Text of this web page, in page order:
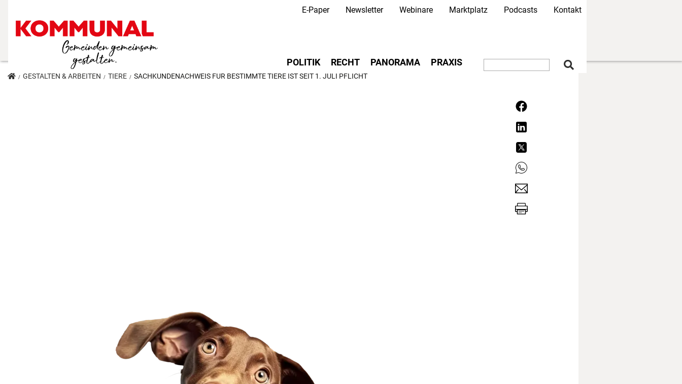
Direkt
Secondary Navigation
E-Paper Newsletter Webinare Marktplatz Podcasts Kontakt
Main navigation
POLITIK RECHT PANORAMA PRAXIS
GESTALTEN & ARBEITEN TIERE SACHKUNDENACHWEIS FÜR BESTIMMTE TIERE IST SEIT 1. JULI PFLICHT